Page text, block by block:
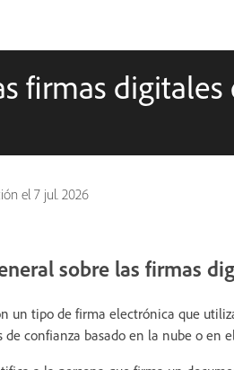
firmas digitales
el 7 jul. 2026
sobre las firmas
un tipo de firma electrónica que
de confianza basado en la nube o en